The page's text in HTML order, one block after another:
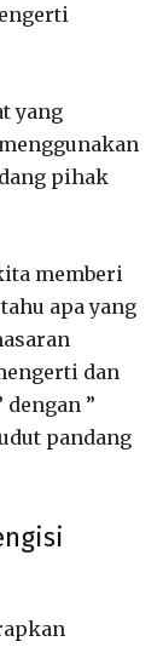
yang
pihak
memberi
apa yang
dan
”
pandang